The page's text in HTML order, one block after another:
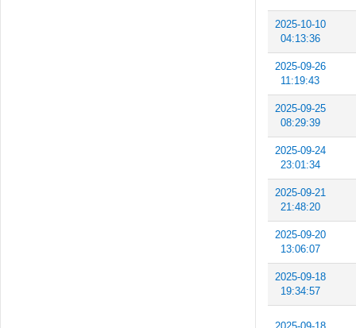
2025-10-10
04:13:36
2025-09-26
11:19:43
2025-09-25
08:29:39
2025-09-24
23:01:34
2025-09-21
21:48:20
2025-09-20
13:06:07
2025-09-18
19:34:57